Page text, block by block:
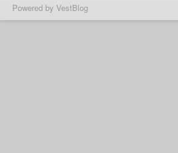
Powered by VestBlog